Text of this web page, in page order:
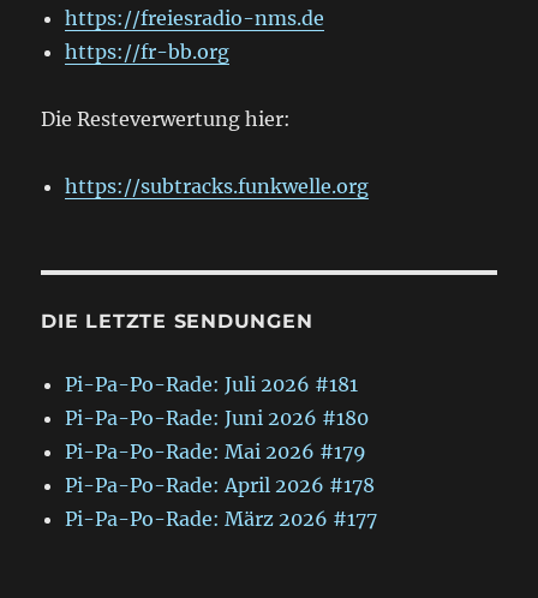
https://freiesradio-nms.de
https://fr-bb.org
Die Resteverwertung hier:
https://subtracks.funkwelle.org
DIE LETZTE SENDUNGEN
Pi-Pa-Po-Rade: Juli 2026 #181
Pi-Pa-Po-Rade: Juni 2026 #180
Pi-Pa-Po-Rade: Mai 2026 #179
Pi-Pa-Po-Rade: April 2026 #178
Pi-Pa-Po-Rade: März 2026 #177